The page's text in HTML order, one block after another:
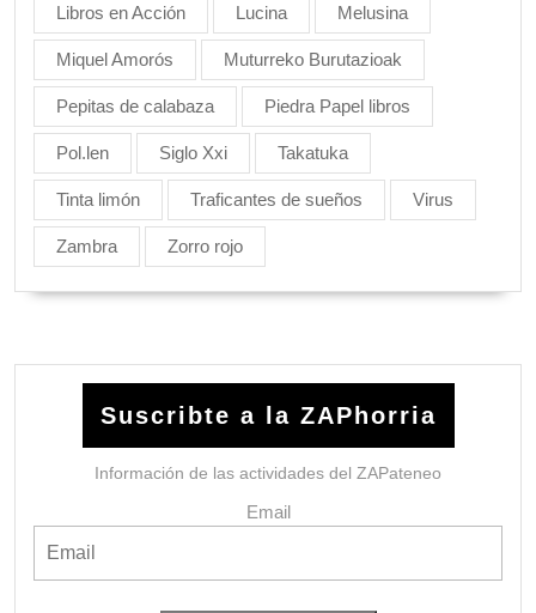
Libros en Acción Lucina Melusina
Miquel Amorós Muturreko Burutazioak
Pepitas de calabaza Piedra Papel libros
Pol.len Siglo Xxi Takatuka
Tinta limón Traficantes de sueños Virus
Zambra Zorro rojo
Suscribte a la ZAPhorria
Información de las actividades del ZAPateneo
Email